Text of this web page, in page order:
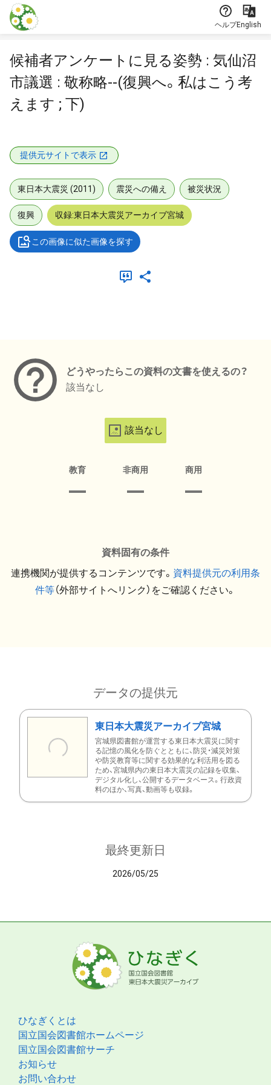
本文に飛ぶ
ヘルプEnglish
候補者アンケートに見る姿勢 : 気仙沼
市議選 : 敬称略--(復興へ。私はこう考
えます ; 下)
提供元サイトで表示
東日本大震災 (2011) 震災への備え 被災状況
復興 収録:東日本大震災アーカイブ宮城
この画像に似た画像を探す
どうやったらこの資料の文書を使えるの？
該当なし
該当なし
教育 非商用 商用
資料固有の条件
連携機関が提供するコンテンツです。 資料提供元の利用条
件等（外部サイトへリンク）をご確認ください。
データの提供元
東日本大震災アーカイブ宮城
宮城県図書館が運営する東日本大震災に関す
る記憶の風化を防ぐとともに、防災・減災対策
や防災教育等に関する効果的な利活用を図る
ため、宮城県内の東日本大震災の記録を収集、
デジタル化し、公開するデータベース。行政資
料のほか、写真、動画等も収録。
最終更新日
2026/05/25
ひなぎくとは
国立国会図書館ホームページ
国立国会図書館サーチ
お知らせ
お問い合わせ